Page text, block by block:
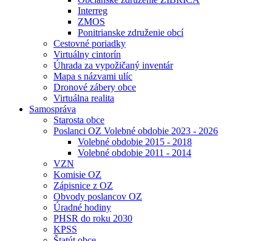
Interreg
ZMOS
Ponitrianske združenie obcí
Cestovné poriadky
Virtuálny cintorín
Úhrada za vypožičaný inventár
Mapa s názvami ulíc
Dronové zábery obce
Virtuálna realita
Samospráva
Starosta obce
Poslanci OZ Volebné obdobie 2023 - 2026
Volebné obdobie 2015 - 2018
Volebné obdobie 2011 - 2014
VZN
Komisie OZ
Zápisnice z OZ
Obvody poslancov OZ
Úradné hodiny
PHSR do roku 2030
KPSS